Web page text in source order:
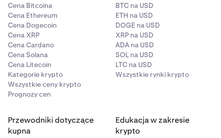
Cena Bitcoina
Cena Ethereum
Cena Dogecoin
Cena XRP
Cena Cardano
Cena Solana
Cena Litecoin
Kategorie krypto
Wszystkie ceny krypto
Prognozy cen
BTC na USD
ETH na USD
DOGE na USD
XRP na USD
ADA na USD
SOL na USD
LTC na USD
Wszystkie rynki krypto
Przewodniki dotyczące
kupna
Edukacja w zakresie
krypto